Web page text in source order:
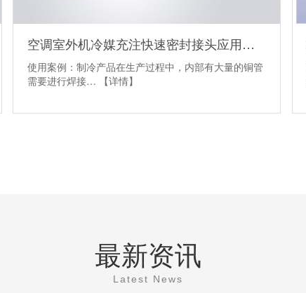
空调室外机冷媒充注快速密封接头应用案例
使用案例：制冷产品在生产过程中，内部有大量的铜管
需要进行焊接…
【详情】
最新资讯
Latest News